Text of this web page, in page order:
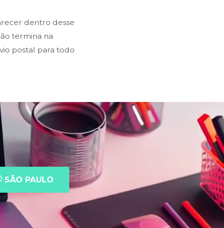
dentro desse
termina na
postal para todo
SÃO PAULO